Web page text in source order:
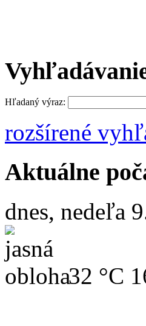
Hľadaný výraz:
rozšírené
Aktuálne
dnes, nedeľa
32 °C